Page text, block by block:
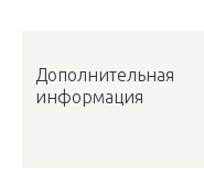
Дополнительная
информация